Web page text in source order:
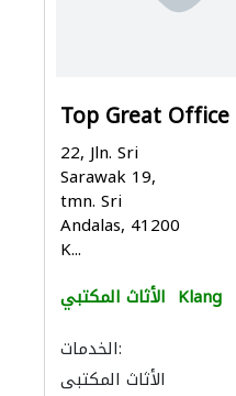
Top Great
22, Jln. Sri
Sarawak 19,
tmn. Sri
Andalas, 41200
K...
الأثاث المكتبي Klang
الخدمات:
الأثاث المكتبي